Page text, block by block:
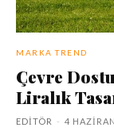
MARKA TREND
Çevre
Liralık
EDITÖR - 4